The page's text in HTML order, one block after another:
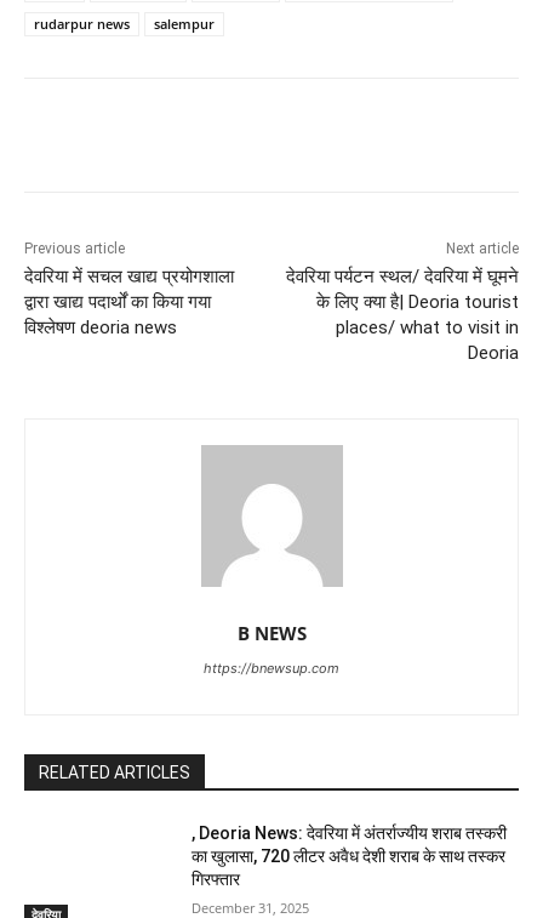
rudarpur news
salempur
Previous article
देवरिया में सचल खाद्य प्रयोगशाला
द्वारा खाद्य पदार्थों का किया गया
विश्लेषण deoria news
Next article
देवरिया पर्यटन स्थल/ देवरिया में घूमने
के लिए क्या है| Deoria tourist
places/ what to visit in
Deoria
B NEWS
https://bnewsup.com
RELATED ARTICLES
, Deoria News: देवरिया में अंतर्राज्यीय शराब तस्करी
का खुलासा, 720 लीटर अवैध देशी शराब के साथ तस्कर
गिरफ्तार
December 31, 2025